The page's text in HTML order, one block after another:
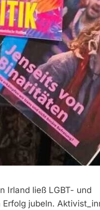
Irland ließ LGBT- und
jubeln.